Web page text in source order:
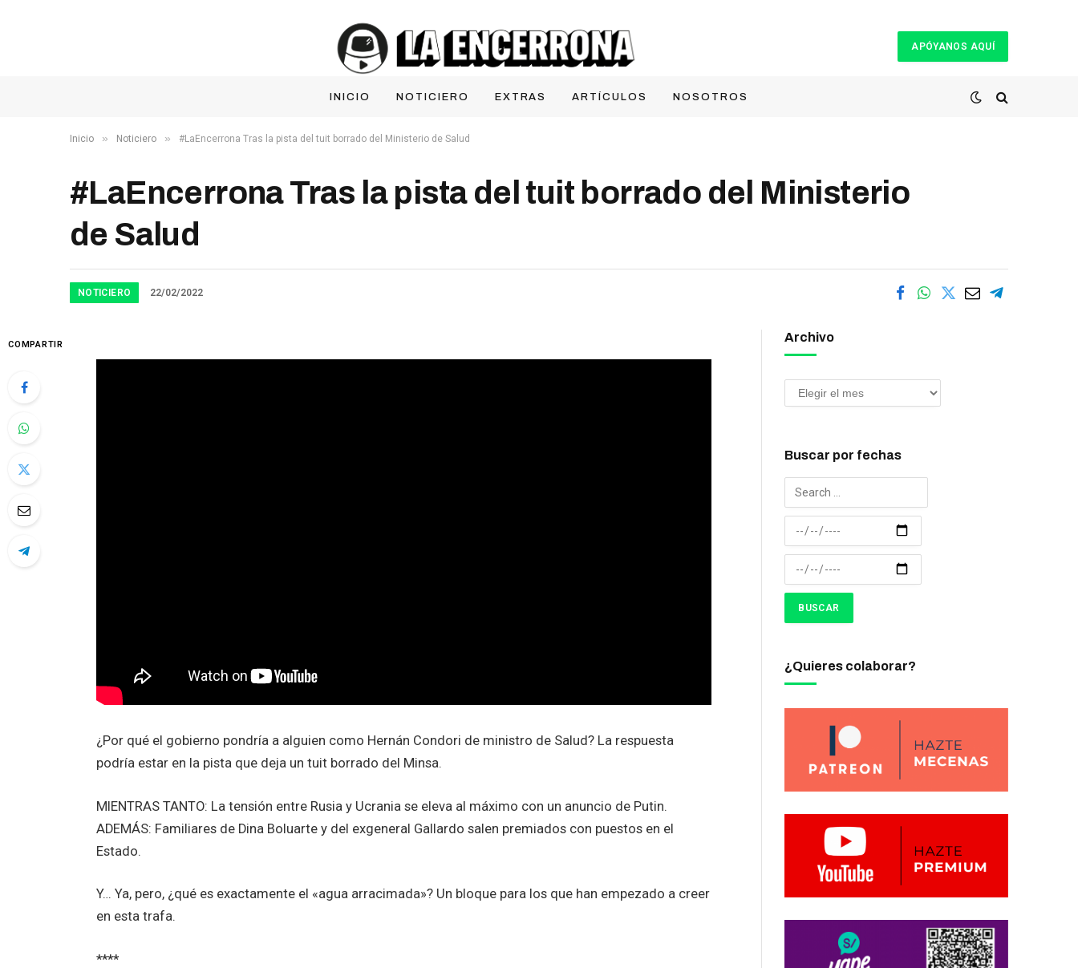
APÓYANOS AQUÍ
INICIO NOTICIERO EXTRAS ARTÍCULOS NOSOTROS
Inicio » Noticiero » #LaEncerrona Tras la pista del tuit borrado del Ministerio de Salud
#LaEncerrona Tras la pista del tuit borrado del Ministerio
de Salud
NOTICIERO 22/02/2022
COMPARTIR
¿Por qué el gobierno pondría a alguien como Hernán Condori de ministro de Salud? La respuesta
podría estar en la pista que deja un tuit borrado del Minsa.
MIENTRAS TANTO: La tensión entre Rusia y Ucrania se eleva al máximo con un anuncio de Putin.
ADEMÁS: Familiares de Dina Boluarte y del exgeneral Gallardo salen premiados con puestos en el
Estado.
Y… Ya, pero, ¿qué es exactamente el «agua arracimada»? Un bloque para los que han empezado a creer
en esta trafa.
****
Archivo
Buscar por fechas
¿Quieres colaborar?